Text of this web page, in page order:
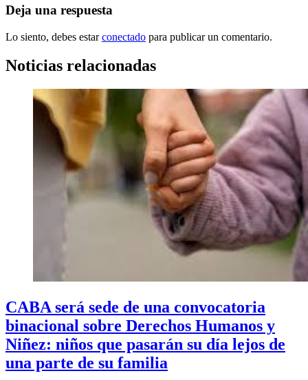
Deja una respuesta
Lo siento, debes estarconectado para publicar un comentario.
Noticias relacionadas
CABA será sede de una convocatoria
binacional sobre Derechos Humanos y
Niñez: niños que pasarán su día lejos de
una parte de su familia